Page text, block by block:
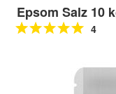
Epsom Salz 10
4